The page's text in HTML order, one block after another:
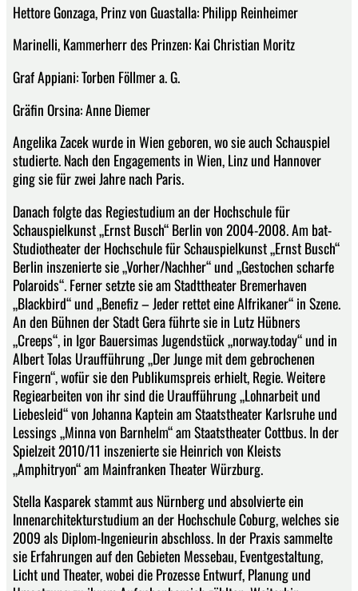
Hettore Gonzaga, Prinz von Guastalla: Philipp Reinheimer
Marinelli, Kammerherr des Prinzen: Kai Christian Moritz
Graf Appiani: Torben Föllmer a. G.
Gräfin Orsina: Anne Diemer
Angelika Zacek wurde in Wien geboren, wo sie auch Schauspiel
studierte. Nach den Engagements in Wien, Linz und Hannover
ging sie für zwei Jahre nach Paris.
Danach folgte das Regiestudium an der Hochschule für
Schauspielkunst „Ernst Busch“ Berlin von 2004-2008. Am bat-
Studiotheater der Hochschule für Schauspielkunst „Ernst Busch“
Berlin inszenierte sie „Vorher/Nachher“ und „Gestochen scharfe
Polaroids“. Ferner setzte sie am Stadttheater Bremerhaven
„Blackbird“ und „Benefiz – Jeder rettet eine Alfrikaner“ in Szene.
An den Bühnen der Stadt Gera führte sie in Lutz Hübners
„Creeps“, in Igor Bauersimas Jugendstück „norway.today“ und in
Albert Tolas Uraufführung „Der Junge mit dem gebrochenen
Fingern“, wofür sie den Publikumspreis erhielt, Regie. Weitere
Regiearbeiten von ihr sind die Uraufführung „Lohnarbeit und
Liebesleid“ von Johanna Kaptein am Staatstheater Karlsruhe und
Lessings „Minna von Barnhelm“ am Staatstheater Cottbus. In der
Spielzeit 2010/11 inszenierte sie Heinrich von Kleists
„Amphitryon“ am Mainfranken Theater Würzburg.
Stella Kasparek stammt aus Nürnberg und absolvierte ein
Innenarchitekturstudium an der Hochschule Coburg, welches sie
2009 als Diplom-Ingenieurin abschloss. In der Praxis sammelte
sie Erfahrungen auf den Gebieten Messebau, Eventgestaltung,
Licht und Theater, wobei die Prozesse Entwurf, Planung und